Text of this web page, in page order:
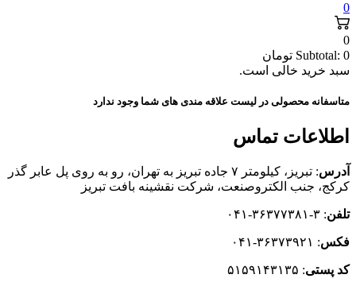
0
0
Subtotal: 0
تومان
سبد خرید خالی است.
متاسفانه محصولی در لیست علاقه مندی های شما وجود ندارد
اطلاعات تماس
آدرس
: تبریز، كيلومتر ۷ جاده تبريز به تهران، رو به روی پل عابر گذر
کرکج، جنب الکتروصنعت، شركت نقشينه بافت تبريز
تلفن: ۳-۳۶۳۷۷۳۸۱-۰۴۱
فکس: ۳۶۳۷۳۹۲۱-۰۴۱
كد پستی: ۵۱۵۹۱۴۳۱۳۵